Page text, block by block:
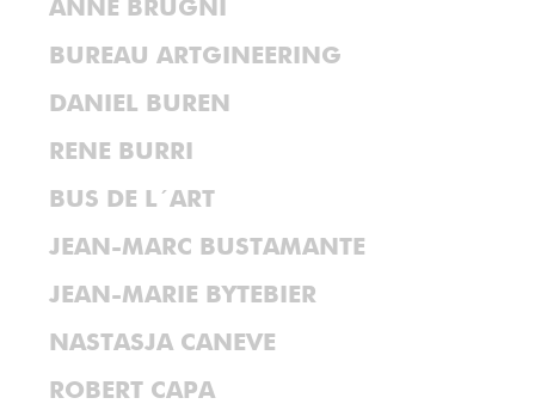
ANNE BRUGNI
BUREAU ARTGINEERING
DANIEL BUREN
RENE BURRI
BUS DE L´ART
JEAN-MARC BUSTAMANTE
JEAN-MARIE BYTEBIER
NASTASJA CANEVE
ROBERT CAPA